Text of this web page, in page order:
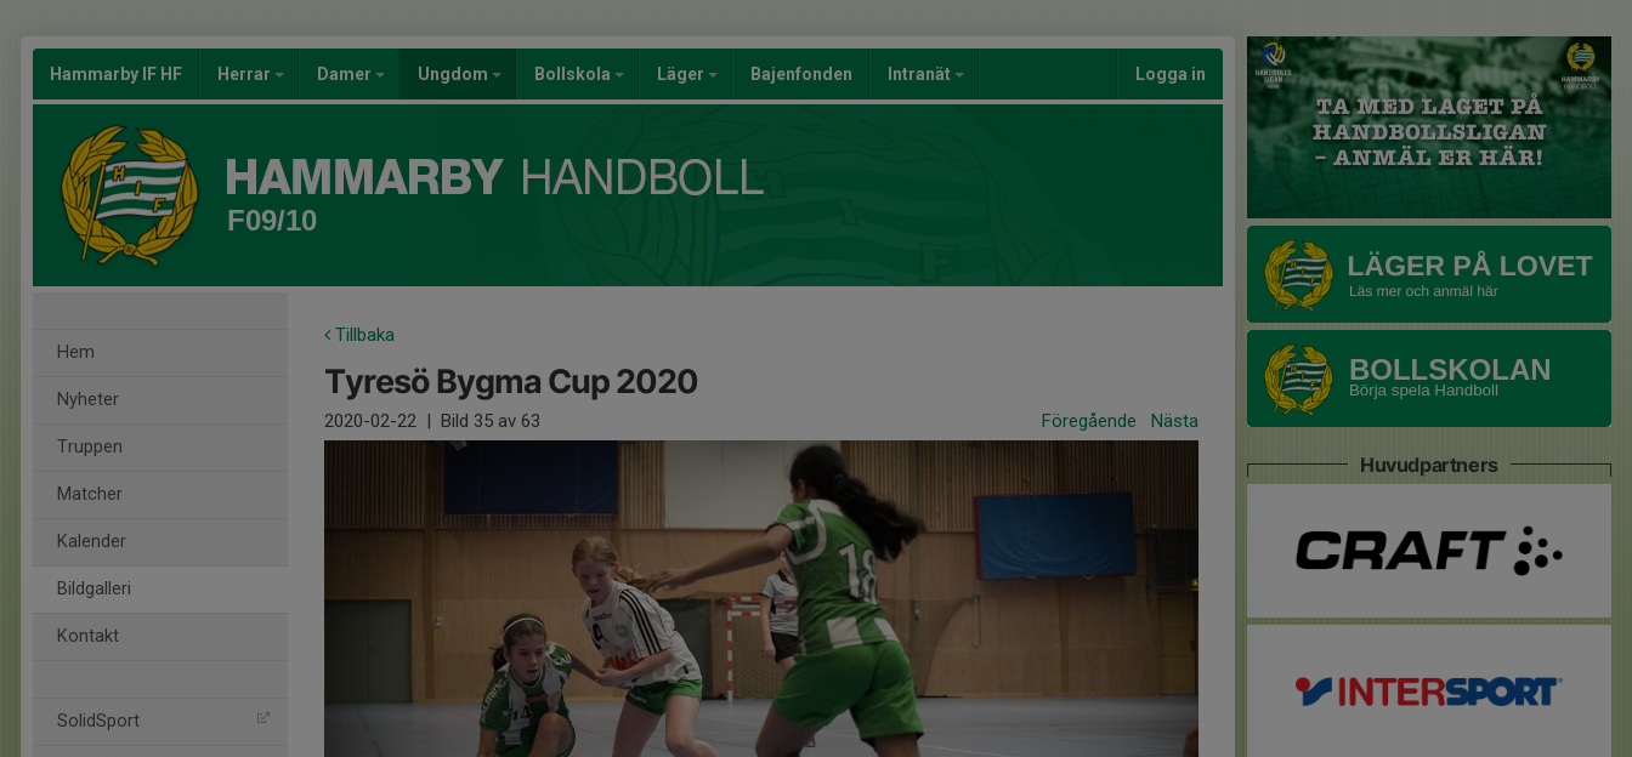
Hammarby IF HF Herrar Damer Ungdom Bollskola Läger Bajenfonden Intranät Logga in
F09/10
Hem
Nyheter
Truppen
Matcher
Kalender
Bildgalleri
Kontakt
SolidSport
Tillbaka
Tyresö Bygma Cup 2020
2020-02-22 | Bild 35 av 63 Föregående Nästa
Huvudpartners